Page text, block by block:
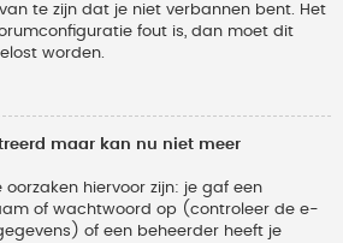
te zijn dat je niet verbannen bent. Het
fout is, dan moet dit
worden.
maar kan nu niet meer
oorzaken hiervoor zijn: je gaf een
of wachtwoord op (controleer de e-
of een beheerder heeft je